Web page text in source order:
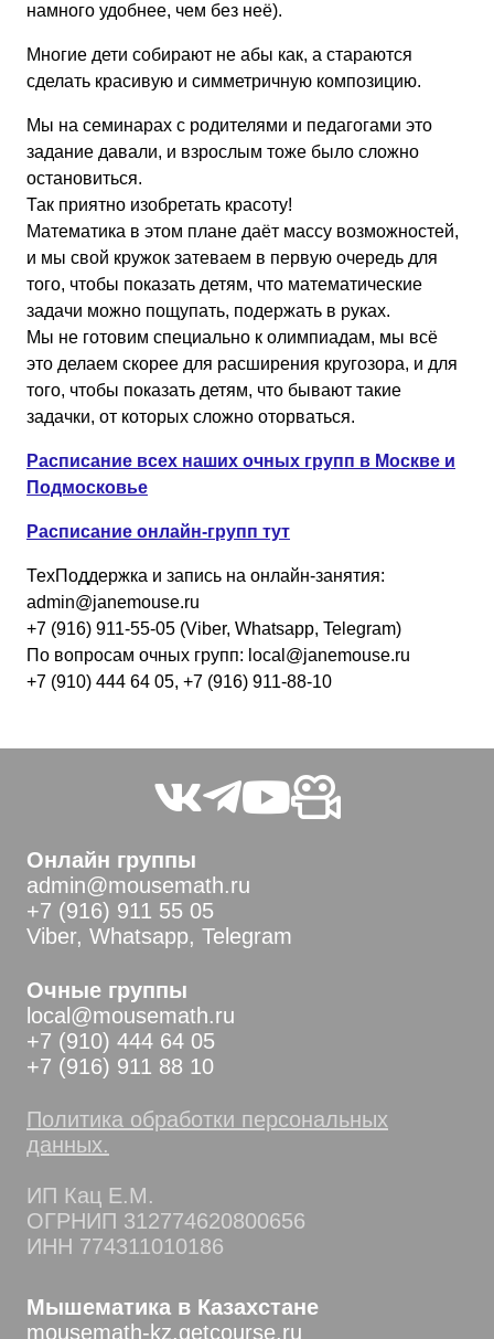
намного удобнее, чем без неё).
Многие дети собирают не абы как, а стараются
сделать красивую и симметричную композицию.
Мы на семинарах с родителями и педагогами это
задание давали, и взрослым тоже было сложно
остановиться.
Так приятно изобретать красоту!
Математика в этом плане даёт массу возможностей,
и мы свой кружок затеваем в первую очередь для
того, чтобы показать детям, что математические
задачи можно пощупать, подержать в руках.
Мы не готовим специально к олимпиадам, мы всё
это делаем скорее для расширения кругозора, и для
того, чтобы показать детям, что бывают такие
задачки, от которых сложно оторваться.
Расписание всех наших очных групп в Москве и
Подмосковье
Расписание онлайн-групп тут
ТехПоддержка и запись на онлайн-занятия:
admin@janemouse.ru
+7 (916) 911-55-05 (Viber, Whatsapp, Telegram)
По вопросам очных групп: local@janemouse.ru
+7 (910) 444 64 05, +7 (916) 911-88-10
Онлайн группы
admin@mousemath.ru
+7 (916) 911 55 05
Viber, Whatsapp, Telegram
Очные группы
local@mousemath.ru
+7 (910) 444 64 05
+7 (916) 911 88 10
Политика обработки персональных
данных.
ИП Кац Е.М.
ОГРНИП 312774620800656
ИНН 774311010186
Мышематика в Казахстане
mousemath-kz.getcourse.ru